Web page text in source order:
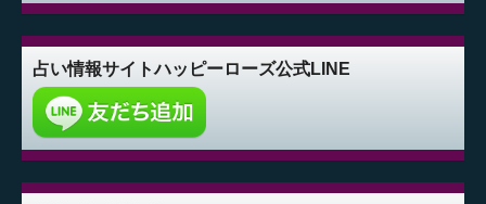
占い情報サイトハッピーローズ公式LINE